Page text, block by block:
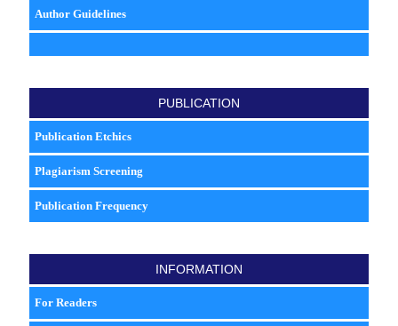
Author Guidelines
PUBLICATION
Publication Etchics
Plagiarism Screening
Publication Frequency
INFORMATION
For Readers